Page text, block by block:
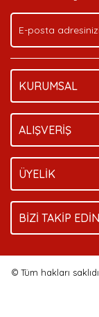
KURUMSAL
ALIŞVERİŞ
ÜYELİK
BİZİ TAKİP EDİN
© Tüm hakları